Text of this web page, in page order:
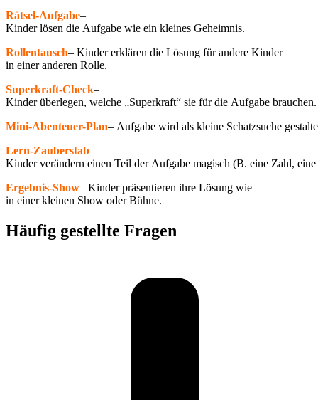
Rätsel-Aufgabe–
Kinder lösen die Aufgabe wie ein kleines Geheimnis.
Rollentausch– Kinder erklären die Lösung für andere Kinder
in einer anderen Rolle.
Superkraft-Check–
Kinder überlegen, welche „Superkraft“ sie für die Aufgabe brauchen.
Mini-Abenteuer-Plan– Aufgabe wird als kleine Schatzsuche
Lern-Zauberstab–
Kinder verändern einen Teil der Aufgabe magisch (B. eine Zahl, eine
Ergebnis-Show– Kinder präsentieren ihre Lösung wie
in einer kleinen Show oder Bühne.
Häufig gestellte Fragen